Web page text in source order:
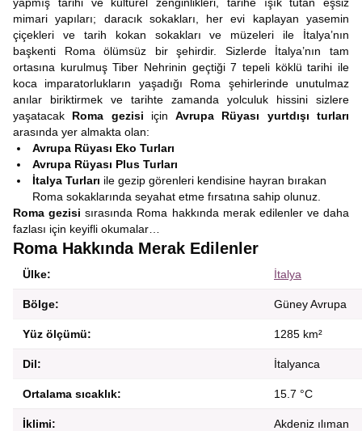
mimari yapıları; daracık sokakları, her evi kaplayan yasemin
çiçekleri ve tarih kokan sokakları ve müzeleri ile İtalya’nın
başkenti Roma ölümsüz bir şehirdir. Sizlerde İtalya’nın tam
ortasına kurulmuş Tiber Nehrinin geçtiği 7 tepeli köklü tarihi ile
koca imparatorlukların yaşadığı Roma şehirlerinde unutulmaz
anılar biriktirmek ve tarihte zamanda yolculuk hissini sizlere
yaşatacak Roma gezisi içinAvrupa Rüyası yurtdışı turları
arasında yer almakta olan:
Avrupa Rüyası Eko Turları
Avrupa Rüyası Plus Turları
İtalya Turları ile gezip görenleri kendisine hayran bırakan
Roma sokaklarında seyahat etme fırsatına sahip olunuz.
Roma gezisi sırasında Roma hakkında merak edilenler ve daha
fazlası için keyifli okumalar…
Roma Hakkında Merak Edilenler
Ülke: İtalya
Bölge: Güney Avrupa
Yüz ölçümü: 1285 km²
Dil: İtalyanca
Ortalama sıcaklık: 15.7 °C
İklimi: Akdeniz ılıman